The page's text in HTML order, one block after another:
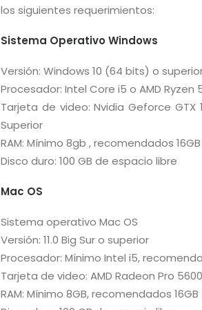
los siguientes requerimientos:
Sistema Operativo Windows
Versión: Windows 10 (64 bits) o
Procesador: Intel Core i5 o AMD Ryzen
Tarjeta de video: Nvidia Geforce GTX
Superior
RAM: Mínimo 8gb , recomendados 16GB
Disco duro: 100 GB de espacio libre
Mac OS
Sistema operativo Mac OS
Versión: 11.0 Big Sur o superior
Procesador: Mínimo Intel i5,
Tarjeta de video: AMD Radeon Pro
RAM: Mínimo 8GB, recomendados 16GB